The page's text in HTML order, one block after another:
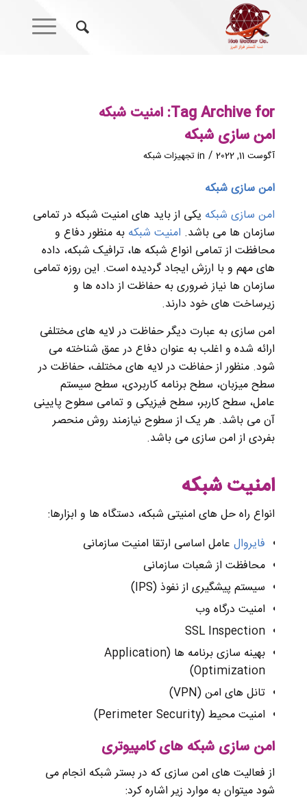
Tag Archive for: امنیت شبکه
امن سازی شبکه
آگوست 11, 2022 /
inتجهیزات شبکه
امن سازی شبکه
امن سازی شبکه یکی از باید های امنیت شبکه در تمامی
سازمان ها می باشد. امنیت شبکه به منظور دفاع و
محافظت از تمامی انواع شبکه ها، ترافیک شبکه، داده
های مهم و با ارزش ایجاد گردیده است. این روزه تمامی
سازمان ها نیاز ضروری به حفاظت از داده ها و
زیرساخت های خود دارند.
امن سازی به عبارت دیگر حفاظت در لایه های مختلفی
ارائه شده و اغلب به عنوان دفاع در عمق شناخته می
شود. منظور از حفاظت در لایه های مختلف، حفاظت در
سطح میزبان، سطح برنامه کاربردی، سطح سیستم
عامل، سطح کاربر، سطح فیزیکی و تمامی سطوح پایینی
آن می باشد. هر یک از سطوح نیازمند روش منحصر
بفردی از امن سازی می باشد.
امنیت شبکه
انواع راه حل های امنیتی شبکه، دستگاه ها و ابزارها:
فایروال عامل اساسی ارتقا امنیت سازمانی
محافظت از شعبات سازمانی
سیستم پیشگیری از نفوذ (IPS)
امنیت درگاه وب
SSL Inspection
بهینه سازی برنامه ها (Application
Optimization)
تانل های امن (VPN)
امنیت محیط (Perimeter Security)
امن سازی شبکه های کامپیوتری
از فعالیت های امن سازی که در بستر شبکه انجام می
شود میتوان به موارد زیر اشاره کرد: